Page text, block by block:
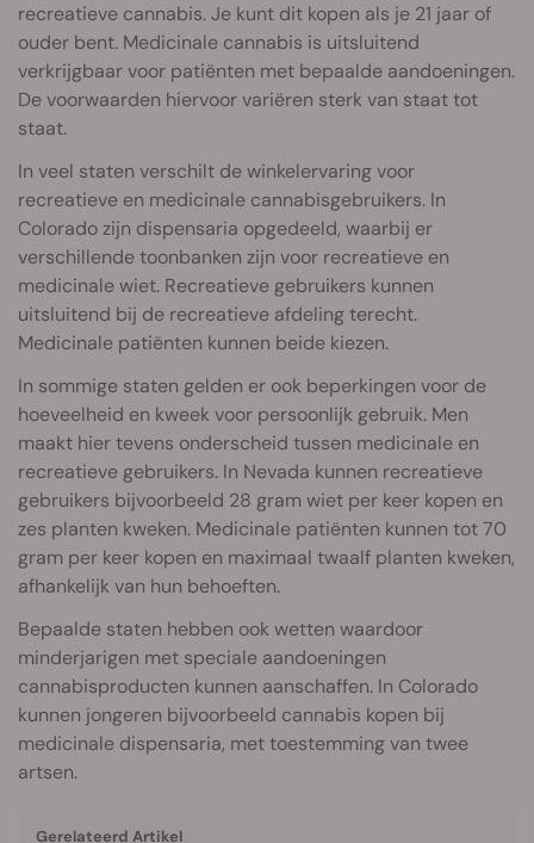
recreatieve cannabis. Je kunt dit kopen als je 21 jaar of
ouder bent. Medicinale cannabis is uitsluitend
verkrijgbaar voor patiënten met bepaalde aandoeningen.
De voorwaarden hiervoor variëren sterk van staat tot
staat.
In veel staten verschilt de winkelervaring voor
recreatieve en medicinale cannabisgebruikers. In
Colorado zijn dispensaria opgedeeld, waarbij er
verschillende toonbanken zijn voor recreatieve en
medicinale wiet. Recreatieve gebruikers kunnen
uitsluitend bij de recreatieve afdeling terecht.
Medicinale patiënten kunnen beide kiezen.
In sommige staten gelden er ook beperkingen voor de
hoeveelheid en kweek voor persoonlijk gebruik. Men
maakt hier tevens onderscheid tussen medicinale en
recreatieve gebruikers. In Nevada kunnen recreatieve
gebruikers bijvoorbeeld 28 gram wiet per keer kopen en
zes planten kweken. Medicinale patiënten kunnen tot 70
gram per keer kopen en maximaal twaalf planten kweken,
afhankelijk van hun behoeften.
Bepaalde staten hebben ook wetten waardoor
minderjarigen met speciale aandoeningen
cannabisproducten kunnen aanschaffen. In Colorado
kunnen jongeren bijvoorbeeld cannabis kopen bij
medicinale dispensaria, met toestemming van twee
artsen.
Gerelateerd Artikel